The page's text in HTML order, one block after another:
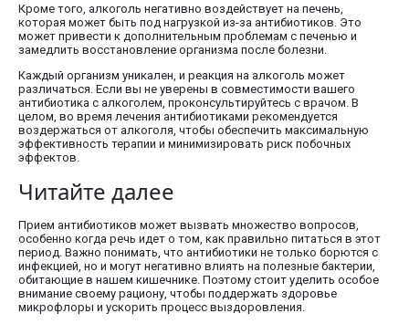
Кроме того, алкоголь негативно воздействует на печень,
которая может быть под нагрузкой из-за антибиотиков. Это
может привести к дополнительным проблемам с печенью и
замедлить восстановление организма после болезни.
Каждый организм уникален, и реакция на алкоголь может
различаться. Если вы не уверены в совместимости вашего
антибиотика с алкоголем, проконсультируйтесь с врачом. В
целом, во время лечения антибиотиками рекомендуется
воздержаться от алкоголя, чтобы обеспечить максимальную
эффективность терапии и минимизировать риск побочных
эффектов.
Читайте далее
Прием антибиотиков может вызвать множество вопросов,
особенно когда речь идет о том, как правильно питаться в этот
период. Важно понимать, что антибиотики не только борются с
инфекцией, но и могут негативно влиять на полезные бактерии,
обитающие в нашем кишечнике. Поэтому стоит уделить особое
внимание своему рациону, чтобы поддержать здоровье
микрофлоры и ускорить процесс выздоровления.